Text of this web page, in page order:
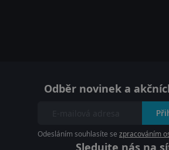
Odběr novinek a
Odesláním souhlasíte se zpracováním
Sledujte nás na